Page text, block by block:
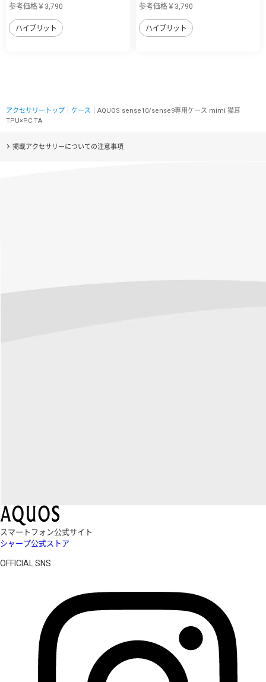
参考価格￥3,790
ハイブリット
参考価格￥3,790
ハイブリット
アクセサリートップ ケース ｜AQUOS sense10/sense9専用ケース mimi 猫耳
TPU×PC TA
掲載アクセサリーについての注意事項
スマートフォン公式サイト
シャープ公式ストア
OFFICIAL SNS